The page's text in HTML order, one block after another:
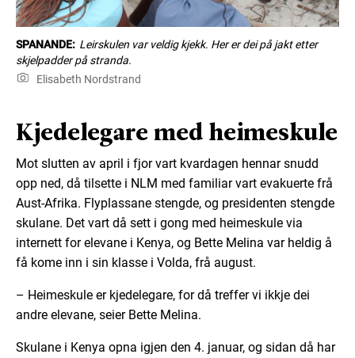
SPANANDE: Leirskulen var veldig kjekk. Her er dei på jakt etter
skjelpadder på stranda.
Elisabeth Nordstrand
Kjedelegare med heimeskule
Mot slutten av april i fjor vart kvardagen hennar snudd
opp ned, då tilsette i NLM med familiar vart evakuerte frå
Aust-Afrika. Flyplassane stengde, og presidenten stengde
skulane. Det vart då sett i gong med heimeskule via
internett for elevane i Kenya, og Bette Melina var heldig å
få kome inn i sin klasse i Volda, frå august.
– Heimeskule er kjedelegare, for då treffer vi ikkje dei
andre elevane, seier Bette Melina.
Skulane i Kenya opna igjen den 4. januar, og sidan då har